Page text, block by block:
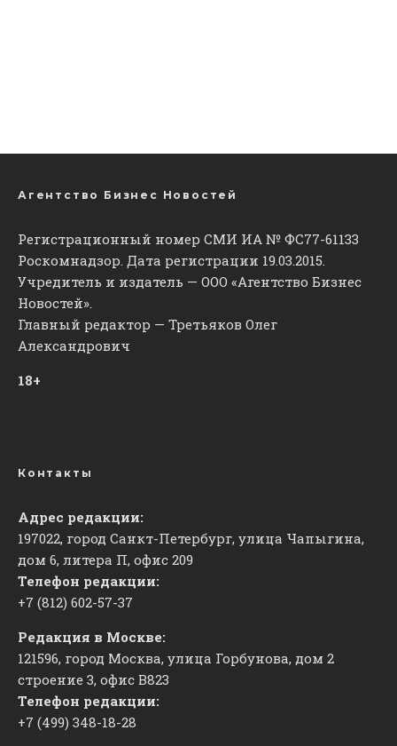
Агентство Бизнес Новостей
Регистрационный номер СМИ ИА № ФС77-61133
Роскомнадзор. Дата регистрации 19.03.2015.
Учредитель и издатель — ООО «Агентство Бизнес
Новостей».
Главный редактор — Третьяков Олег
Александрович
18+
Контакты
Адрес редакции:
197022, город Санкт-Петербург, улица Чапыгина,
дом 6, литера П, офис 209
Телефон редакции:
+7 (812) 602-57-37
Редакция в Москве:
121596, город Москва, улица Горбунова, дом 2
строение 3, офис ​В823
Телефон редакции:
+7 (499) 348-18-28